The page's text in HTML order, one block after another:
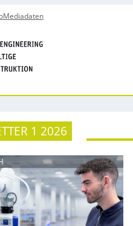
Mediadaten
1 2026